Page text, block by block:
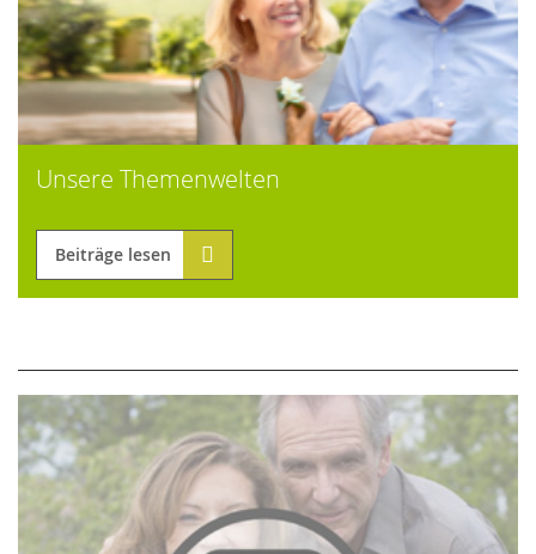
Unsere Themenwelten
Beiträge lesen